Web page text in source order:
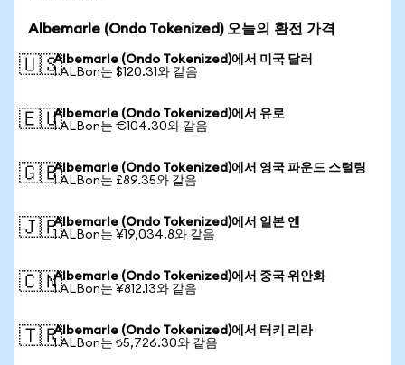
Albemarle (Ondo Tokenized) 오늘의 환전 가격
🇺🇸Albemarle (Ondo Tokenized)에서 미국 달러
1 ALBon는 $120.31와 같음
🇪🇺Albemarle (Ondo Tokenized)에서 유로
1 ALBon는 €104.30와 같음
🇬🇧Albemarle (Ondo Tokenized)에서 영국 파운드 스털링
1 ALBon는 £89.35와 같음
🇯🇵Albemarle (Ondo Tokenized)에서 일본 엔
1 ALBon는 ¥19,034.8와 같음
🇨🇳Albemarle (Ondo Tokenized)에서 중국 위안화
1 ALBon는 ¥812.13와 같음
🇹🇷Albemarle (Ondo Tokenized)에서 터키 리라
1 ALBon는 ₺5,726.30와 같음